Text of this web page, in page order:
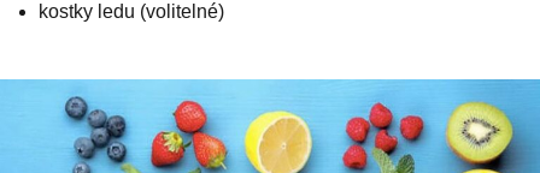
kostky ledu (volitelné)